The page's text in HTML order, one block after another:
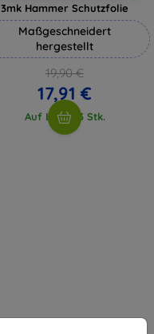
3mk Hammer Schutzfolie
Maßgeschneidert
hergestellt
19,90 €
17,91 €
Auf Lager 3 Stk.